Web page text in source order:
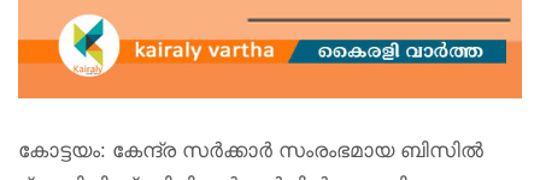
കോട്ടയം: കേന്ദ്ര സര്‍ക്കാര്‍ സംരംഭമായ ബിസില്‍